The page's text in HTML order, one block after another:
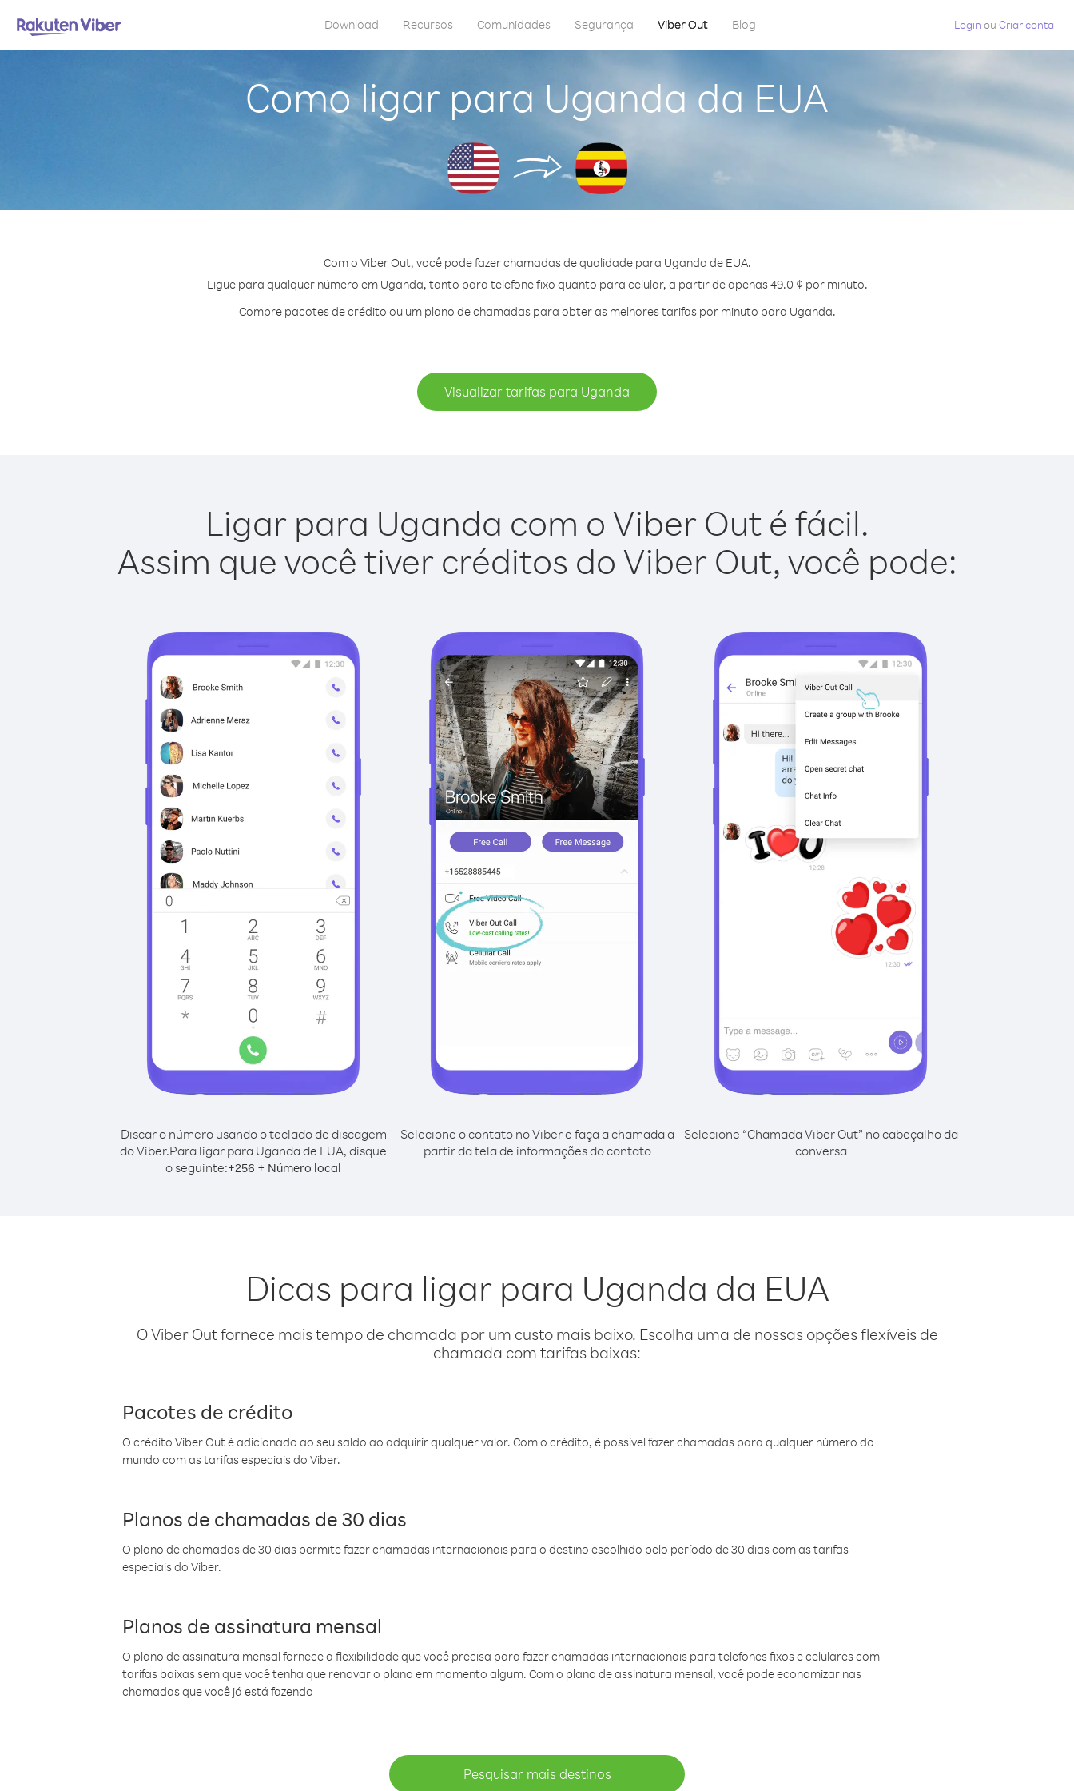
Download Recursos Comunidades Segurança Viber Out Blog Login ou Criar conta
Como ligar para Uganda da EUA
Com o Viber Out, você pode fazer chamadas de qualidade para Uganda de EUA.
Ligue para qualquer número em Uganda, tanto para telefone fixo quanto para celular, a partir de apenas 49.0 ¢ por minuto.
Compre pacotes de crédito ou um plano de chamadas para obter as melhores tarifas por minuto para Uganda.
Visualizar tarifas para Uganda
Ligar para Uganda com o Viber Out é fácil.
Assim que você tiver créditos do Viber Out, você pode:
Discar o número usando o teclado de discagem
do Viber.Para ligar para Uganda de EUA, disque
o seguinte:+256 + Número local
Selecione o contato no Viber e faça a chamada a
partir da tela de informações do contato
Selecione “Chamada Viber Out” no cabeçalho da
conversa
Dicas para ligar para Uganda da EUA
O Viber Out fornece mais tempo de chamada por um custo mais baixo. Escolha uma de nossas opções flexíveis de
chamada com tarifas baixas:
Pacotes de crédito
O crédito Viber Out é adicionado ao seu saldo ao adquirir qualquer valor. Com o crédito, é possível fazer chamadas para qualquer número do
mundo com as tarifas especiais do Viber.
Planos de chamadas de 30 dias
O plano de chamadas de 30 dias permite fazer chamadas internacionais para o destino escolhido pelo período de 30 dias com as tarifas
especiais do Viber.
Planos de assinatura mensal
O plano de assinatura mensal fornece a flexibilidade que você precisa para fazer chamadas internacionais para telefones fixos e celulares com
tarifas baixas sem que você tenha que renovar o plano em momento algum. Com o plano de assinatura mensal, você pode economizar nas
chamadas que você já está fazendo
Pesquisar mais destinos